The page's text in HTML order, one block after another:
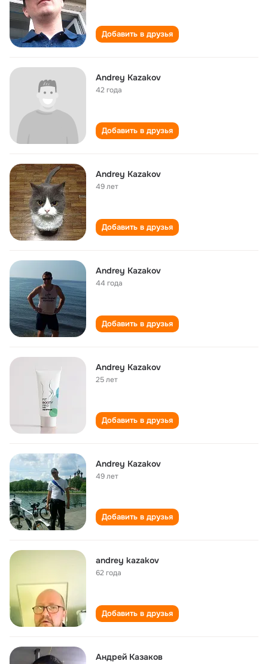
Добавить в друзья
Andrey Kazakov
42 года
Добавить в друзья
Andrey Kazakov
49 лет
Добавить в друзья
Andrey Kazakov
44 года
Добавить в друзья
Andrey Kazakov
25 лет
Добавить в друзья
Andrey Kazakov
49 лет
Добавить в друзья
andrey kazakov
62 года
Добавить в друзья
Андрей Казаков